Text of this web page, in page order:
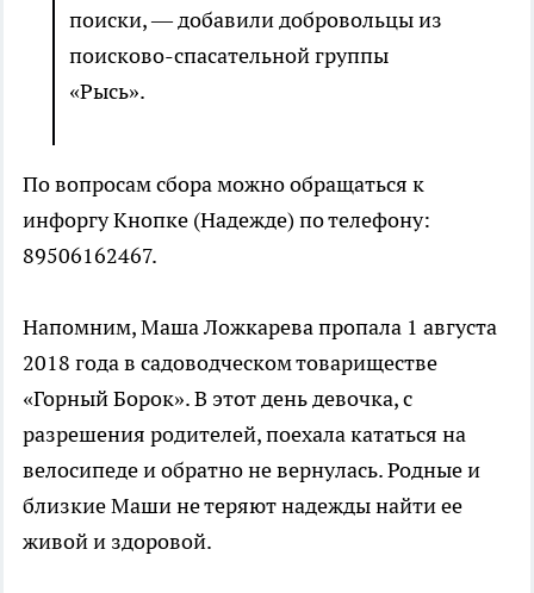
поиски, — добавили добровольцы из
поисково-спасательной группы
«Рысь».
По вопросам сбора можно обращаться к
инфоргу Кнопке (Надежде) по телефону:
89506162467.
Напомним, Маша Ложкарева пропала 1 августа
2018 года в садоводческом товариществе
«Горный Борок». В этот день девочка, с
разрешения родителей, поехала кататься на
велосипеде и обратно не вернулась. Родные и
близкие Маши не теряют надежды найти ее
живой и здоровой.